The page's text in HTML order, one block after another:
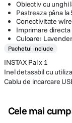
Obiectiv cu unghi
Pastreaza pâna
Conectivitate
Imprimare directa
Culoare:
Pachetul include
INSTAX Pal x 1
Inel detasabil cu
Cablu de incarcare
Cele mai